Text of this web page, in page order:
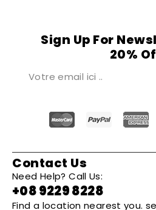
Contact Us
Need Help? Call Us:
+08 9229 8228
Find a location nearest you.
Sign Up For
20%